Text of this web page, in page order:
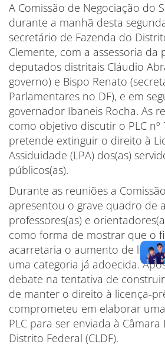
A Comissão de Negociação do
durante a manhã desta
secretário de Fazenda do
Clemente, com a assessoria da
deputados distritais Cláudio
governo) e Bispo Renato
Parlamentares no DF), e em
governador Ibaneis Rocha. As
como objetivo discutir o PLC nº
pretende extinguir o direito à
Assiduidade (LPA) dos(as)
públicos(as).
Durante as reuniões a
apresentou o grave quadro de
professores(as) e
como forma de mostrar que o
acarretaria o aumento de
uma categoria já adoecida.
debate na tentativa de
de manter o direito à licença-
comprometeu em elaborar
PLC para ser enviada à Câmara
Distrito Federal (CLDF).